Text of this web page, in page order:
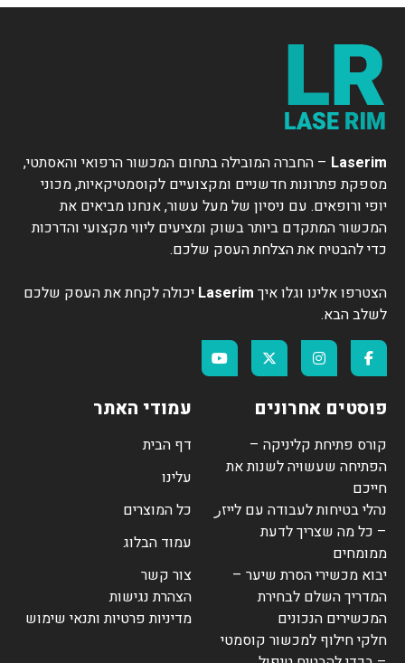
Laserim – החברה המובילה בתחום המכשור הרפואי והאסתטי,
מספקת פתרונות חדשניים ומקצועיים לקוסמטיקאיות, מכוני
יופי ורופאים. עם ניסיון של מעל עשור, אנחנו מביאים את
המכשור המתקדם ביותר בשוק ומציעים ליווי מקצועי והדרכות
כדי להבטיח את הצלחת העסק שלכם.
הצטרפו אלינו וגלו איך Laserim יכולה לקחת את העסק שלכם
לשלב הבא.
פוסטים אחרונים
קורס פתיחת קליניקה –
הפתיחה שעשויה לשנות את
חייכם
נהלי בטיחות לעבודה עם לייזر
– כל מה שצריך לדעת
ממומחים
יבוא מכשירי הסרת שיער –
המדריך השלם לבחירת
המכשירים הנכונים
חלקי חילוף למכשור קוסמטי
עמודי האתר
דף הבית
עלינו
כל המוצרים
עמוד הבלוג
צור קשר
הצהרת נגישות
מדיניות פרטיות ותנאי שימוש